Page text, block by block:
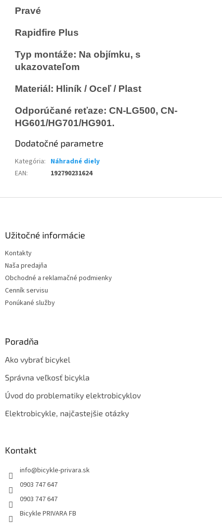
Pravé
Rapidfire Plus
Typ montáže: Na objímku, s
ukazovateľom
Materiál: Hliník / Oceľ / Plast
Odporúčané reťaze: CN-LG500, CN-
HG601/HG701/HG901.
Dodatočné parametre
Kategória: Náhradné diely
EAN: 192790231624
Užitočné informácie
Kontakty
Naša predajňa
Obchodné a reklamačné podmienky
Cenník servisu
Ponúkané služby
Poradňa
Ako vybrať bicykel
Správna veľkosť bicykla
Úvod do problematiky elektrobicyklov
Elektrobicykle, najčastejšie otázky
Kontakt
info@bicykle-privara.sk
0903 747 647
0903 747 647
Bicykle PRIVARA FB